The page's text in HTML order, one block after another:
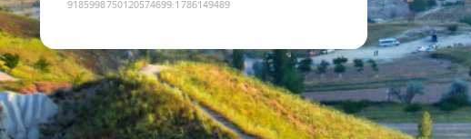
9185998750120574699:1786149489